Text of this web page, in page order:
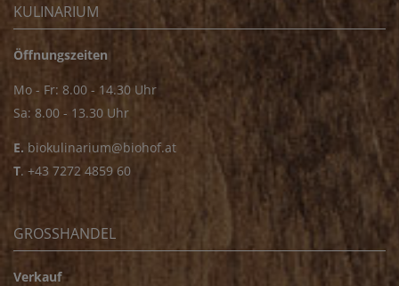
KULINARIUM
Öffnungszeiten
Mo - Fr: 8.00 - 14.30 Uhr
Sa: 8.00 - 13.30 Uhr
E. biokulinarium@biohof.at
T. +43 7272 4859 60
GROSSHANDEL
Verkauf